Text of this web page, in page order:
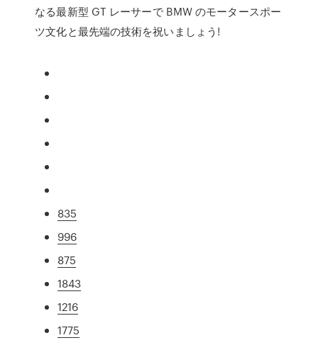
なる最新型 GT レーサーで BMW のモータースポー
ツ文化と最先端の技術を祝いましょう!
835
996
875
1843
1216
1775